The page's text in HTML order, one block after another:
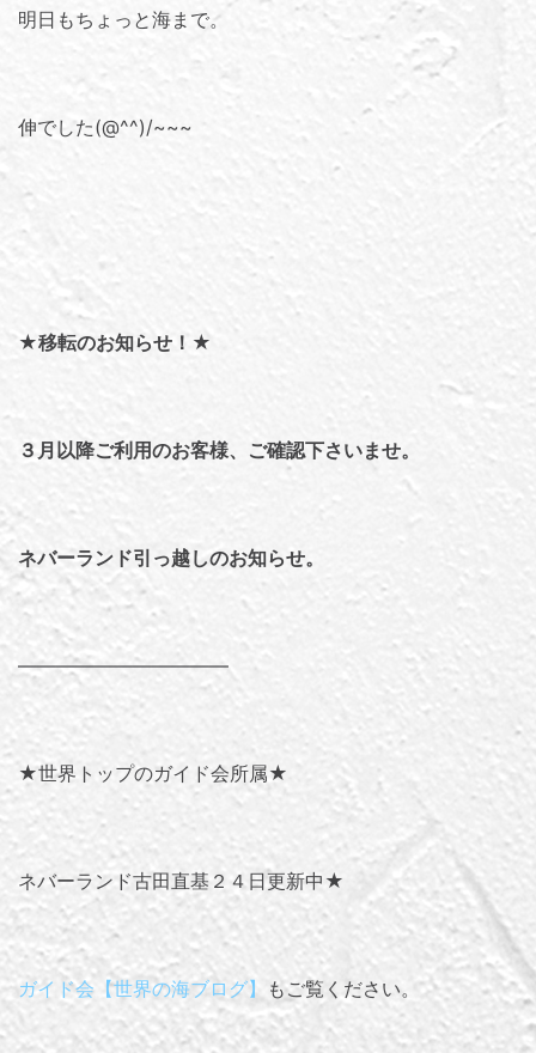
明日もちょっと海まで。
伸でした(@^^)/~~~
★移転のお知らせ！★
３月以降ご利用のお客様、ご確認下さいませ。
ネバーランド引っ越しのお知らせ。
———————————
★世界トップのガイド会所属★
ネバーランド古田直基２４日更新中★
ガイド会【世界の海ブログ】 もご覧ください。